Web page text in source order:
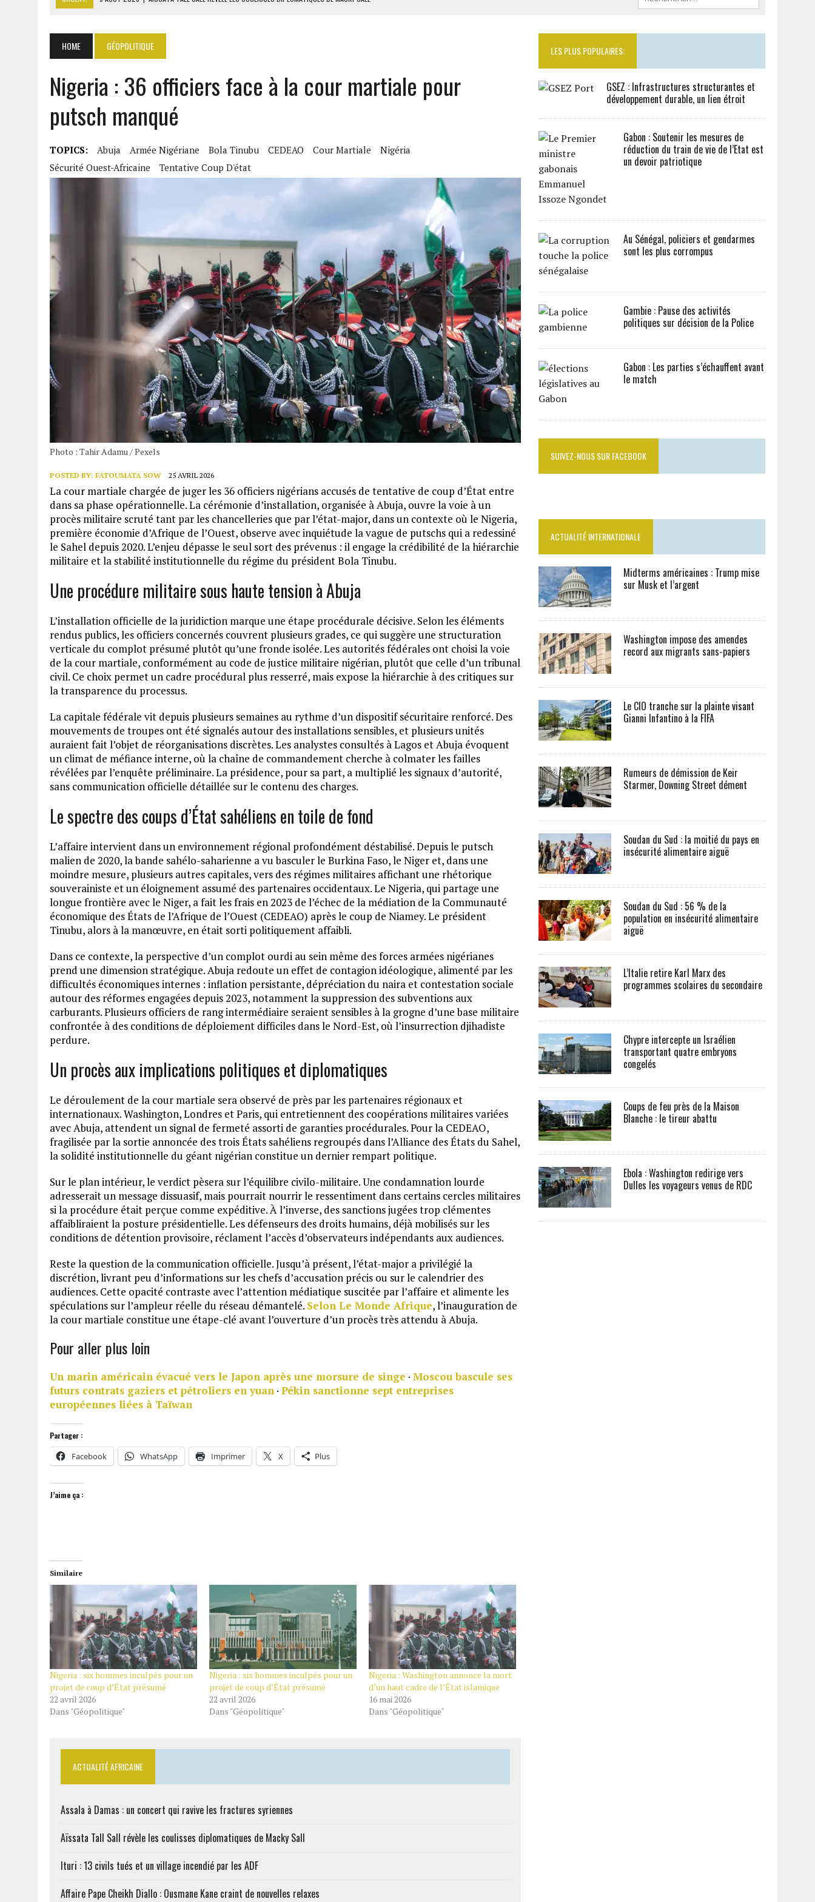
AFFAIRE PAPE CHEIKH DIALLO : OUSMANE KANE CRAINT DE NOUVELLES RELAXES
9 AOÛT 2026 | GABON : 46 000 ÉLÈVES DU PRIMAIRE AFFECTÉS EN CLASSE DE SIXIÈME
9 AOÛT 2026
ASSALA À DAMAS : UN CONCERT QUI RAVIVE LES FRACTURES SYRIENNES
HOME GÉOPOLITIQUE
Nigeria : 36 officiers face à la cour martiale pour
putsch manqué
TOPICS: Abuja Armée Nigériane Bola Tinubu CEDEAO Cour Martiale
Nigéria
Sécurité Ouest-Africaine
Tentative Coup D'état
Photo : Tahir Adamu / Pexels
POSTED BY: FATOUMATA SOW 25 AVRIL 2026
La cour martiale chargée de juger les 36 officiers nigérians accusés de tentative de coup d’État entre
dans sa phase opérationnelle. La cérémonie d’installation, organisée à Abuja, ouvre la voie à un
procès militaire scruté tant par les chancelleries que par l’état-major, dans un contexte où le Nigeria,
première économie d’Afrique de l’Ouest, observe avec inquiétude la vague de putschs qui a redessiné
le Sahel depuis 2020. L’enjeu dépasse le seul sort des prévenus : il engage la crédibilité de la hiérarchie
militaire et la stabilité institutionnelle du régime du président Bola Tinubu.
Une procédure militaire sous haute tension à Abuja
L’installation officielle de la juridiction marque une étape procédurale décisive. Selon les éléments
rendus publics, les officiers concernés couvrent plusieurs grades, ce qui suggère une structuration
verticale du complot présumé plutôt qu’une fronde isolée. Les autorités fédérales ont choisi la voie
de la cour martiale, conformément au code de justice militaire nigérian, plutôt que celle d’un tribunal
civil. Ce choix permet un cadre procédural plus resserré, mais expose la hiérarchie à des critiques sur
la transparence du processus.
La capitale fédérale vit depuis plusieurs semaines au rythme d’un dispositif sécuritaire renforcé. Des
mouvements de troupes ont été signalés autour des installations sensibles, et plusieurs unités
auraient fait l’objet de réorganisations discrètes. Les analystes consultés à Lagos et Abuja évoquent
un climat de méfiance interne, où la chaîne de commandement cherche à colmater les failles
révélées par l’enquête préliminaire. La présidence, pour sa part, a multiplié les signaux d’autorité,
sans communication officielle détaillée sur le contenu des charges.
Le spectre des coups d’État sahéliens en toile de fond
L’affaire intervient dans un environnement régional profondément déstabilisé. Depuis le putsch
malien de 2020, la bande sahélo-saharienne a vu basculer le Burkina Faso, le Niger et, dans une
moindre mesure, plusieurs autres capitales, vers des régimes militaires affichant une rhétorique
souverainiste et un éloignement assumé des partenaires occidentaux. Le Nigeria, qui partage une
longue frontière avec le Niger, a fait les frais en 2023 de l’échec de la médiation de la Communauté
économique des États de l’Afrique de l’Ouest (CEDEAO) après le coup de Niamey. Le président
Tinubu, alors à la manœuvre, en était sorti politiquement affaibli.
Dans ce contexte, la perspective d’un complot ourdi au sein même des forces armées nigérianes
prend une dimension stratégique. Abuja redoute un effet de contagion idéologique, alimenté par les
difficultés économiques internes : inflation persistante, dépréciation du naira et contestation sociale
autour des réformes engagées depuis 2023, notamment la suppression des subventions aux
carburants. Plusieurs officiers de rang intermédiaire seraient sensibles à la grogne d’une base militaire
confrontée à des conditions de déploiement difficiles dans le Nord-Est, où l’insurrection djihadiste
perdure.
Un procès aux implications politiques et diplomatiques
Le déroulement de la cour martiale sera observé de près par les partenaires régionaux et
internationaux. Washington, Londres et Paris, qui entretiennent des coopérations militaires variées
avec Abuja, attendent un signal de fermeté assorti de garanties procédurales. Pour la CEDEAO,
fragilisée par la sortie annoncée des trois États sahéliens regroupés dans l’Alliance des États du Sahel,
la solidité institutionnelle du géant nigérian constitue un dernier rempart politique.
Sur le plan intérieur, le verdict pèsera sur l’équilibre civilo-militaire. Une condamnation lourde
adresserait un message dissuasif, mais pourrait nourrir le ressentiment dans certains cercles militaires
si la procédure était perçue comme expéditive. À l’inverse, des sanctions jugées trop clémentes
affaibliraient la posture présidentielle. Les défenseurs des droits humains, déjà mobilisés sur les
conditions de détention provisoire, réclament l’accès d’observateurs indépendants aux audiences.
Reste la question de la communication officielle. Jusqu’à présent, l’état-major a privilégié la
discrétion, livrant peu d’informations sur les chefs d’accusation précis ou sur le calendrier des
audiences. Cette opacité contraste avec l’attention médiatique suscitée par l’affaire et alimente les
spéculations sur l’ampleur réelle du réseau démantelé. Selon Le Monde Afrique, l’inauguration de
la cour martiale constitue une étape-clé avant l’ouverture d’un procès très attendu à Abuja.
Pour aller plus loin
Un marin américain évacué vers le Japon après une morsure de singe · Moscou bascule ses
futurs contrats gaziers et pétroliers en yuan · Pékin sanctionne sept entreprises
européennes liées à Taïwan
Partager :
Facebook WhatsApp Imprimer X Plus
J’aime ça :
Similaire
Nigeria : six hommes inculpés pour un
projet de coup d’État présumé
22 avril 2026
Dans "Géopolitique"
Nigeria : six hommes inculpés pour un
projet de coup d’État présumé
22 avril 2026
Dans "Géopolitique"
Nigeria : Washington annonce la mort
d’un haut cadre de l’État islamique
16 mai 2026
Dans "Géopolitique"
ACTUALITÉ AFRICAINE
Assala à Damas : un concert qui ravive les fractures syriennes
Aïssata Tall Sall révèle les coulisses diplomatiques de Macky Sall
Ituri : 13 civils tués et un village incendié par les ADF
Affaire Pape Cheikh Diallo : Ousmane Kane craint de nouvelles relaxes
LES PLUS POPULAIRES:
GSEZ : Infrastructures structurantes et
développement durable, un lien étroit
Gabon : Soutenir les mesures de
réduction du train de vie de l’Etat est
un devoir patriotique
Au Sénégal, policiers et gendarmes
sont les plus corrompus
Gambie : Pause des activités
politiques sur décision de la Police
Gabon : Les parties s’échauffent avant
le match
SUIVEZ-NOUS SUR FACEBOOK
ACTUALITÉ INTERNATIONALE
Midterms américaines : Trump mise
sur Musk et l’argent
Washington impose des amendes
record aux migrants sans-papiers
Le CIO tranche sur la plainte visant
Gianni Infantino à la FIFA
Rumeurs de démission de Keir
Starmer, Downing Street dément
Soudan du Sud : la moitié du pays en
insécurité alimentaire aiguë
Soudan du Sud : 56 % de la
population en insécurité alimentaire
aiguë
L’Italie retire Karl Marx des
programmes scolaires du secondaire
Chypre intercepte un Israélien
transportant quatre embryons
congelés
Coups de feu près de la Maison
Blanche : le tireur abattu
Ebola : Washington redirige vers
Dulles les voyageurs venus de RDC